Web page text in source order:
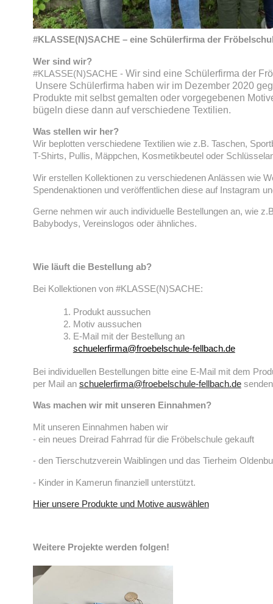
#KLASSE(N)SACHE – eine Schülerfirma der
Wer sind wir?
#KLASSE(N)SACHE - Wir sind eine Schülerfirma der
Unsere Schülerfirma haben wir im Dezember 2020
Produkte mit selbst gemalten oder vorgegebenen
bügeln diese dann auf verschiedene Textilien.
Was stellen wir her?
Wir beplotten verschiedene Textilien wie z.B. Taschen,
T-Shirts, Pullis, Mäppchen, Kosmetikbeutel oder
Wir erstellen Kollektionen zu verschiedenen Anlässen wie
Spendenaktionen und veröffentlichen diese auf Instagram
Gerne nehmen wir auch individuelle Bestellungen an, wie
Babybodys, Vereinslogos oder ähnliches.
Wie läuft die Bestellung ab?
Bei Kollektionen von #KLASSE(N)SACHE:
Produkt aussuchen
Motiv aussuchen
E-Mail mit der Bestellung an
schuelerfirma@froebelschule-fellbach.de
Bei individuellen Bestellungen bitte eine E-Mail mit dem
per Mail an schuelerfirma@froebelschule-fellbach.de
Was machen wir mit unseren Einnahmen?
Mit unseren Einnahmen haben wir
- ein neues Dreirad Fahrrad für die Fröbelschule gekauft
- den Tierschutzverein Waiblingen und das Tierheim
- Kinder in Kamerun finanziell unterstützt.
Hier unsere Produkte und Motive auswählen
Weitere Projekte werden folgen!